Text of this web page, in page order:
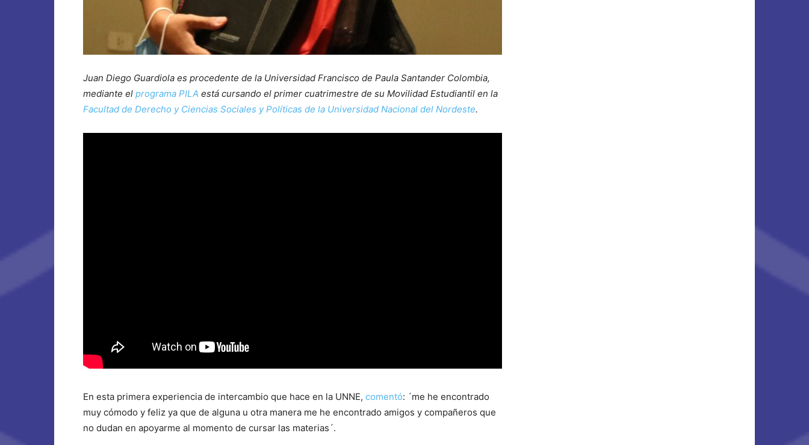
Juan Diego Guardiola es procedente de la Universidad Francisco de Paula Santander Colombia,
mediante el programa PILA está cursando el primer cuatrimestre de su Movilidad Estudiantil en la
Facultad de Derecho y Ciencias Sociales y Políticas de la Universidad Nacional del Nordeste.
En esta primera experiencia de intercambio que hace en la UNNE, comentó: ´me he encontrado
muy cómodo y feliz ya que de alguna u otra manera me he encontrado amigos y compañeros que
no dudan en apoyarme al momento de cursar las materias´.